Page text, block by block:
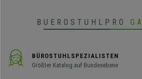
BUEROSTUHLPRO
BÜROSTUHLSPEZIALISTEN
Größter Katalog auf Bundesebene